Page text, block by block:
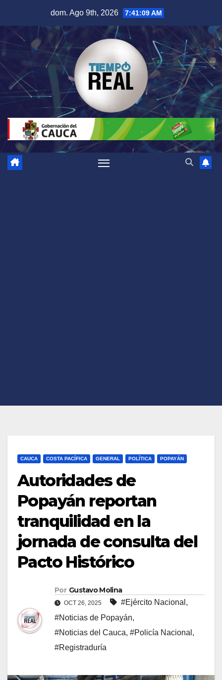
contenido
dom. Ago 9th, 2026 7:41:10 AM
CAUCA COSTA PACÍFICA GENERAL POLÍTICA POPAYÁN
Autoridades de
Popayán reportan
tranquilidad en la
jornada de consulta del
Pacto Histórico
Por Gustavo Molina
OCT 26, 2025 #Ejército Nacional ,
#Noticias de Popayán,
#Noticias del Cauca, #Policía Nacional ,
#Registraduría